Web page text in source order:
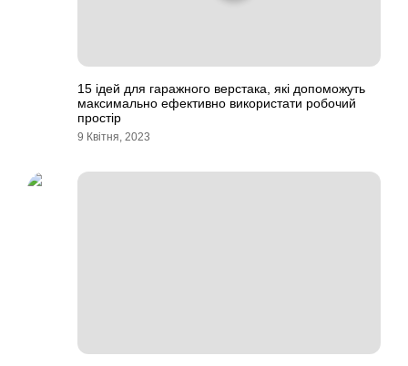
15 ідей для гаражного верстака, які допоможуть
максимально ефективно використати робочий
простір
9 Квітня, 2023